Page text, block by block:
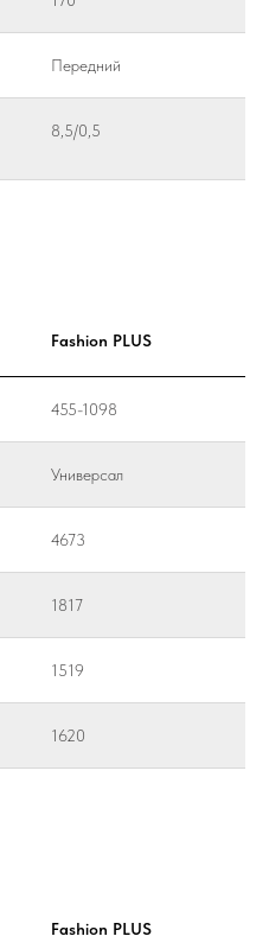
Передний
8,5/0,5
Fashion PLUS
455-1098
Универсал
4673
1817
1519
1620
Fashion PLUS